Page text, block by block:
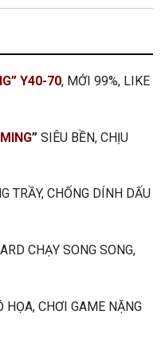
Y40-70, MỚI 99%, LIKE
” SIÊU BỀN, CHỊU
TRẦY, CHỐNG DÍNH DẤU
CHẠY SONG SONG,
CHƠI GAME NẶNG